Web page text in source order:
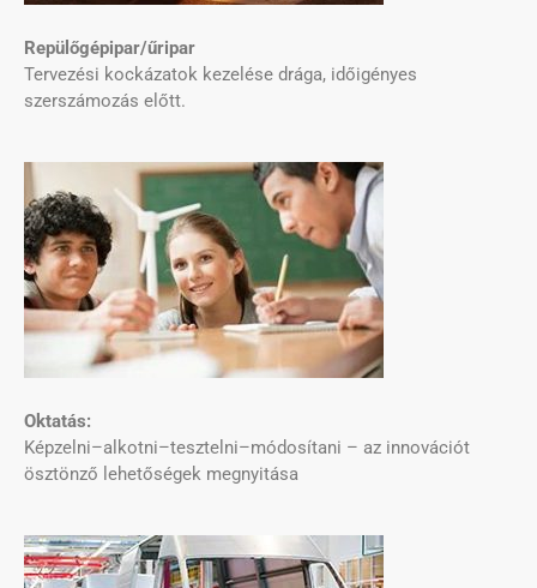
Repülőgépipar/űripar
Tervezési kockázatok kezelése drága, időigényes
szerszámozás előtt.
Oktatás:
Képzelni–alkotni–tesztelni–módosítani – az innovációt
ösztönző lehetőségek megnyitása